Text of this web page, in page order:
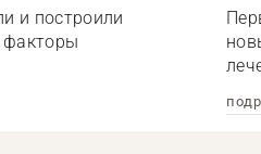
и построили
факторы